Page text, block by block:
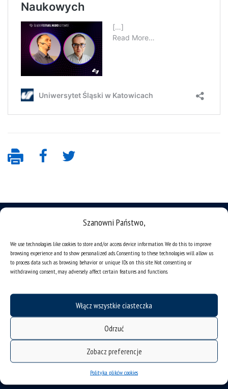
Szanowni Państwo,
We use technologies like cookies to store and/or access device information. We do this to improve
browsing experience and to show personalized ads. Consenting to these technologies will allow us
to process data such as browsing behavior or unique IDs on this site. Not consenting or
withdrawing consent, may adversely affect certain features and functions.
Włącz wszystkie ciasteczka
Odrzuć
Zobacz preferencje
Polityka plików cookies
deklaracja dostępności
mapa strony
UŚ od A do Z
jak pracujemy?